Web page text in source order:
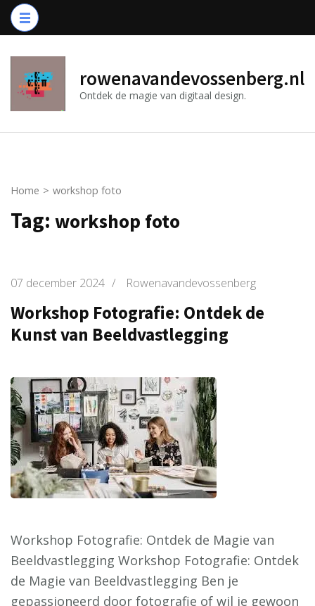
Ga
naar
(druk
Enter)
rowenavandevossenberg.nl
Ontdek de magie van digitaal design.
Home > workshop foto
Tag: workshop foto
07 december 2024 / Rowenavandevossenberg
Workshop Fotografie: Ontdek de
Kunst van Beeldvastlegging
Workshop Fotografie: Ontdek de Magie van
Beeldvastlegging Workshop Fotografie: Ontdek
de Magie van Beeldvastlegging Ben je
gepassioneerd door fotografie of wil je gewoon